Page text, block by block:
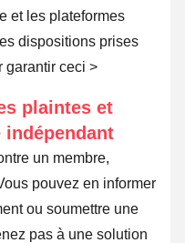
et les plateformes
dispositions prises
garantir ceci >
plaintes et
un membre,
pouvez en informer
ou soumettre une
pas à une solution